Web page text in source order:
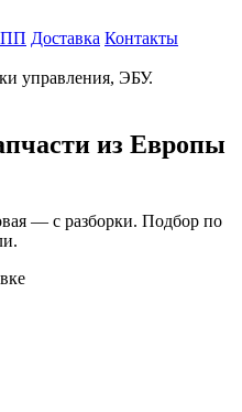
Доставка Контакты
из Европы
— с разборки. Подбор по